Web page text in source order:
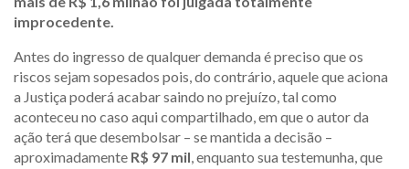
improcedente.
Antes do ingresso de qualquer demanda é preciso que os
riscos sejam sopesados pois, do contrário, aquele que aciona
a Justiça poderá acabar saindo no prejuízo, tal como
aconteceu no caso aqui compartilhado, em que o autor da
ação terá que desembolsar – se mantida a decisão –
aproximadamente R$ 97 mil, enquanto sua testemunha, que